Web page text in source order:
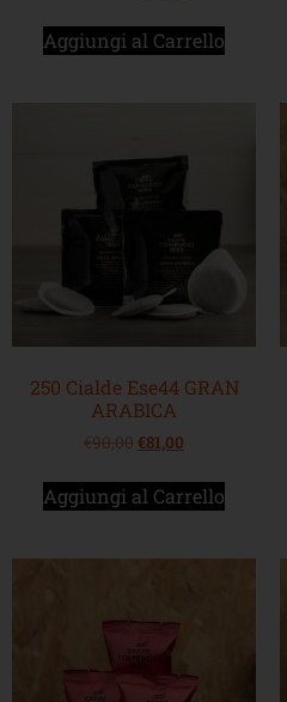
Aggiungi al Carrello
250 Cialde Ese44 GRAN
ARABICA
€90,00 €81,00
Aggiungi al Carrello